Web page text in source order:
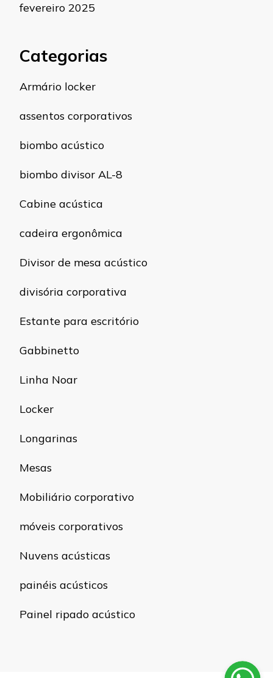
fevereiro 2025
Categorias
Armário locker
assentos corporativos
biombo acústico
biombo divisor AL-8
Cabine acústica
cadeira ergonômica
Divisor de mesa acústico
divisória corporativa
Estante para escritório
Gabbinetto
Linha Noar
Locker
Longarinas
Mesas
Mobiliário corporativo
móveis corporativos
Nuvens acústicas
painéis acústicos
Painel ripado acústico